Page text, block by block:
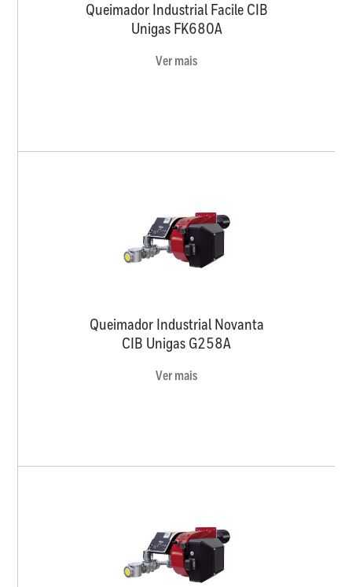
Queimador Industrial Facile CIB
Unigas FK680A
Ver mais
Queimador Industrial Novanta
CIB Unigas G258A
Ver mais